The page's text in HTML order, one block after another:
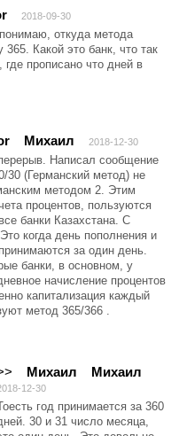
2018-09-30
откуда метода
Какой это банк, что так
прописано что дней в
Михаил 2018-12-30
Написал сообщение
30 (Германский метод) не
методом 2. Этим
процентов, пользуются
банки Казахстана. С
когда день пополнения и
за один день.
банки, в основном, у
начисление процентов
капитализация каждый
метод 365/366 .
Михаил
Михаил
12-30
год принимается за 360
30 и 31 число месяца,